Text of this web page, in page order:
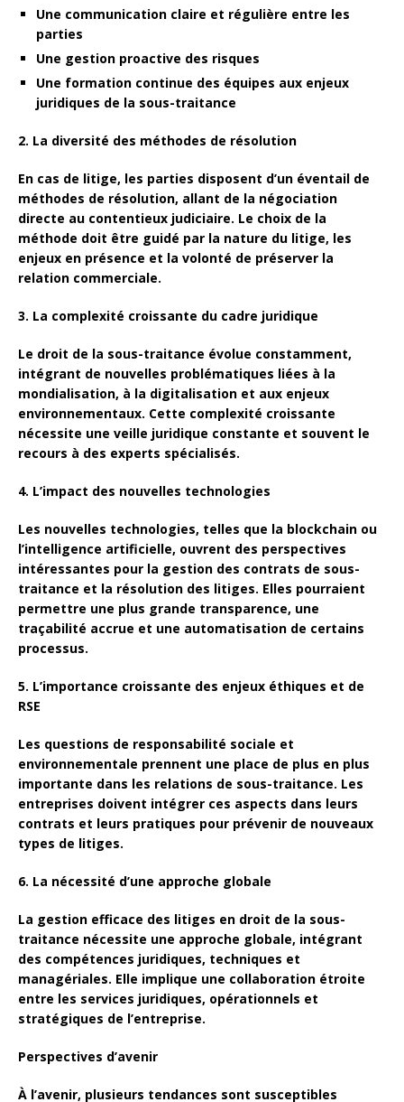
Une communication claire et régulière entre les
parties
Une gestion proactive des risques
Une formation continue des équipes aux enjeux
juridiques de la sous-traitance
2. La diversité des méthodes de résolution
En cas de litige, les parties disposent d’un éventail de
méthodes de résolution, allant de la négociation
directe au contentieux judiciaire. Le choix de la
méthode doit être guidé par la nature du litige, les
enjeux en présence et la volonté de préserver la
relation commerciale.
3. La complexité croissante du cadre juridique
Le droit de la sous-traitance évolue constamment,
intégrant de nouvelles problématiques liées à la
mondialisation, à la digitalisation et aux enjeux
environnementaux. Cette complexité croissante
nécessite une veille juridique constante et souvent le
recours à des experts spécialisés.
4. L’impact des nouvelles technologies
Les nouvelles technologies, telles que la blockchain ou
l’intelligence artificielle, ouvrent des perspectives
intéressantes pour la gestion des contrats de sous-
traitance et la résolution des litiges. Elles pourraient
permettre une plus grande transparence, une
traçabilité accrue et une automatisation de certains
processus.
5. L’importance croissante des enjeux éthiques et de
RSE
Les questions de responsabilité sociale et
environnementale prennent une place de plus en plus
importante dans les relations de sous-traitance. Les
entreprises doivent intégrer ces aspects dans leurs
contrats et leurs pratiques pour prévenir de nouveaux
types de litiges.
6. La nécessité d’une approche globale
La gestion efficace des litiges en droit de la sous-
traitance nécessite une approche globale, intégrant
des compétences juridiques, techniques et
managériales. Elle implique une collaboration étroite
entre les services juridiques, opérationnels et
stratégiques de l’entreprise.
Perspectives d’avenir
À l’avenir, plusieurs tendances sont susceptibles